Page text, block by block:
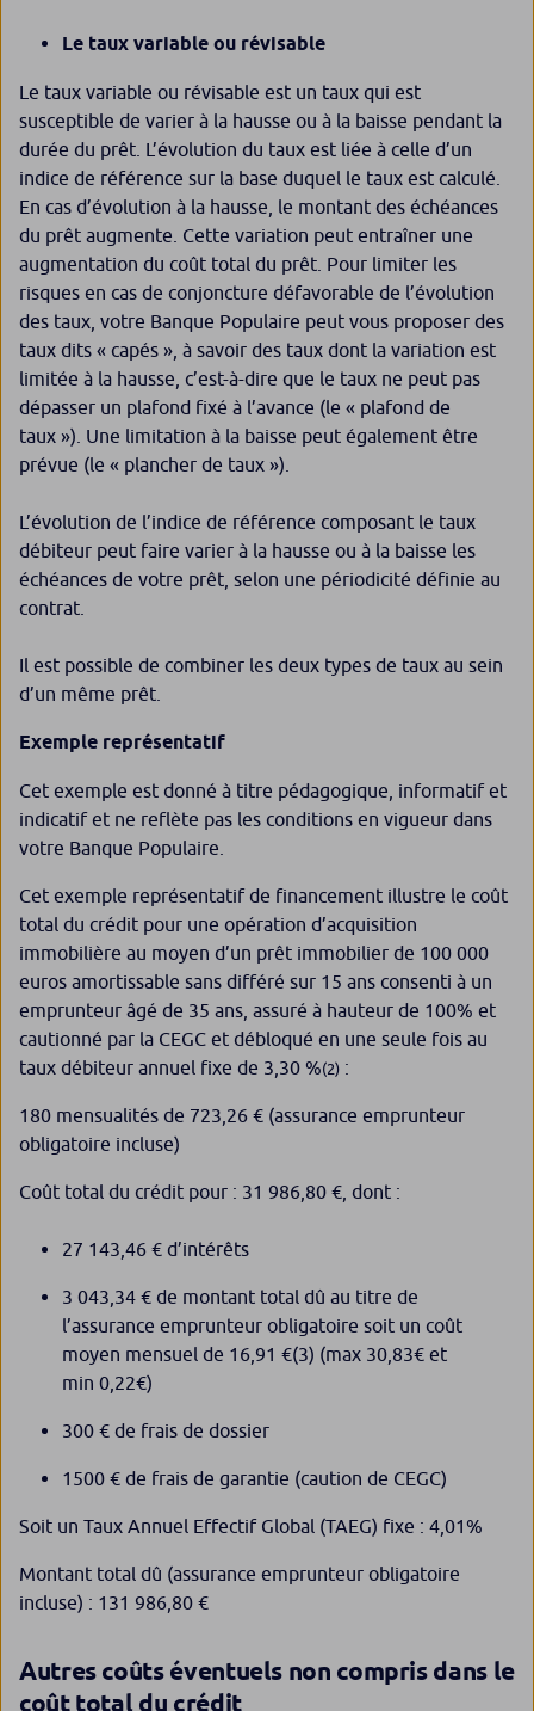
Le taux variable ou révisable
Le taux variable ou révisable est un taux qui est
susceptible de varier à la hausse ou à la baisse pendant la
durée du prêt. L’évolution du taux est liée à celle d’un
indice de référence sur la base duquel le taux est calculé.
En cas d’évolution à la hausse, le montant des échéances
du prêt augmente. Cette variation peut entraîner une
augmentation du coût total du prêt. Pour limiter les
risques en cas de conjoncture défavorable de l’évolution
des taux, votre Banque Populaire peut vous proposer des
taux dits « capés », à savoir des taux dont la variation est
limitée à la hausse, c’est-à-dire que le taux ne peut pas
dépasser un plafond fixé à l’avance (le « plafond de
taux »). Une limitation à la baisse peut également être
prévue (le « plancher de taux »).
L’évolution de l’indice de référence composant le taux
débiteur peut faire varier à la hausse ou à la baisse les
échéances de votre prêt, selon une périodicité définie au
contrat.
Il est possible de combiner les deux types de taux au sein
d’un même prêt.
Exemple représentatif
Cet exemple est donné à titre pédagogique, informatif et
indicatif et ne reflète pas les conditions en vigueur dans
votre Banque Populaire.
Cet exemple représentatif de financement illustre le coût
total du crédit pour une opération d’acquisition
immobilière au moyen d’un prêt immobilier de 100 000
euros amortissable sans différé sur 15 ans consenti à un
emprunteur âgé de 35 ans, assuré à hauteur de 100% et
cautionné par la CEGC et débloqué en une seule fois au
taux débiteur annuel fixe de 3,30 %(2) :
180 mensualités de 723,26 € (assurance emprunteur
obligatoire incluse)
Coût total du crédit pour : 31 986,80 €, dont :
27 143,46 € d’intérêts
3 043,34 € de montant total dû au titre de
l’assurance emprunteur obligatoire soit un coût
moyen mensuel de 16,91 €(3) (max 30,83€ et
min 0,22€)
300 € de frais de dossier
1500 € de frais de garantie (caution de CEGC)
Soit un Taux Annuel Effectif Global (TAEG) fixe : 4,01%
Montant total dû (assurance emprunteur obligatoire
incluse) : 131 986,80 €
Autres coûts éventuels non compris dans le
coût total du crédit